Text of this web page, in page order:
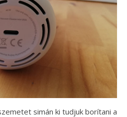
simán ki tudjuk borítani a